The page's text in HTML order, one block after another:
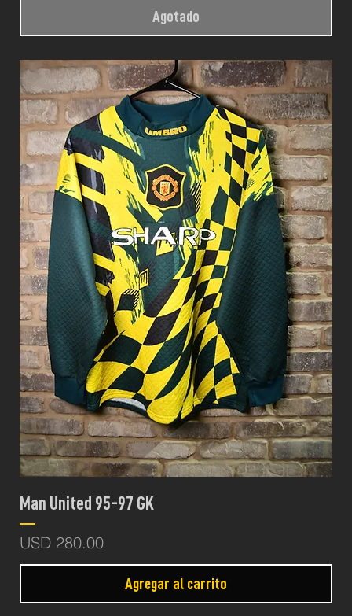
Agotado
Man United 95-97 GK
Precio
USD 280.00
Agregar al carrito